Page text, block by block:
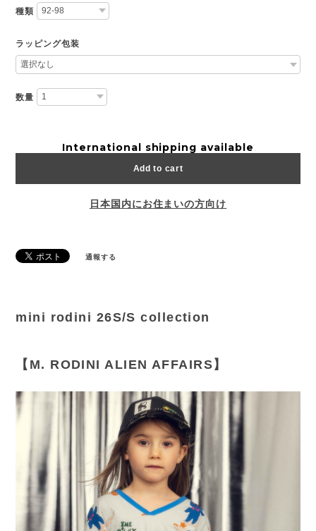
種類
ラッピング包装
数量
International shipping available
Add to cart
日本国内にお住まいの方向け
通報する
mini rodini 26S/S collection
【M. RODINI ALIEN AFFAIRS】